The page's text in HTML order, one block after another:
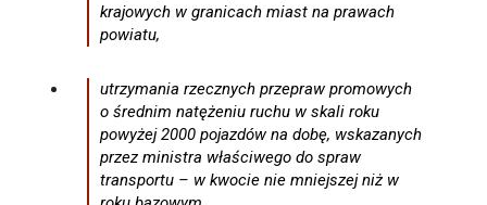
krajowych w granicach miast na prawach
powiatu,
utrzymania rzecznych przepraw promowych
o średnim natężeniu ruchu w skali roku
powyżej 2000 pojazdów na dobę, wskazanych
przez ministra właściwego do spraw
transportu – w kwocie nie mniejszej niż w